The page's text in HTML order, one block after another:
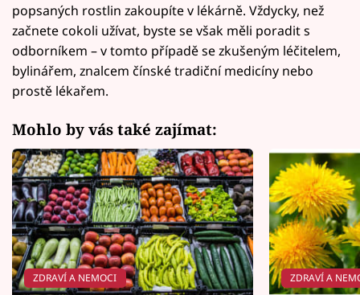
popsaných rostlin zakoupíte v lékárně. Vždycky, než
začnete cokoli užívat, byste se však měli poradit s
odborníkem – v tomto případě se zkušeným léčitelem,
bylinářem, znalcem čínské tradiční medicíny nebo
prostě lékařem.
Mohlo by vás také zajímat:
ZDRAVÍ A NEMOCI ZDRAVÍ A